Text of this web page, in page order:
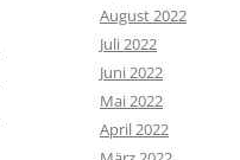
August 2022
Juli 2022
Juni 2022
Mai 2022
April 2022